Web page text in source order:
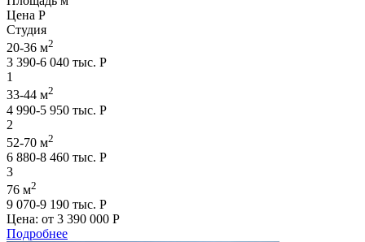
Цена Р
Студия
20-36 м2
3 390-6 040 тыс. Р
1
33-44 м2
4 990-5 950 тыс. Р
2
52-70 м2
6 880-8 460 тыс. Р
3
76 м2
9 070-9 190 тыс. Р
Цена: от 3 390 000 Р
Подробнее